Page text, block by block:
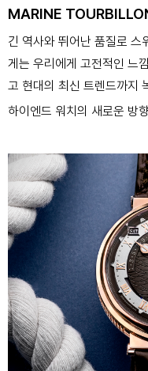
MARINE
긴 역사와 뛰어난 품질로 스
게는 우리에게 고전적인 느
고 현대의 최신 트렌드까지
하이엔드 워치의 새로운 방